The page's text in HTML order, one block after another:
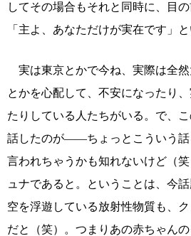
してその場合もそれと同時に、目
「主よ、あなただけが実在です」
実は東京とかで今ね、実際は全
とかを心配して、不安になったり
たりしている人たちがいる。で、
話したのが――ちょっとこういう話
言われちゃうかも知れないけど（
ュナであると。ということは、今
空を浮遊している放射性物質も、
だと（笑）。つまりあの赤ちゃん